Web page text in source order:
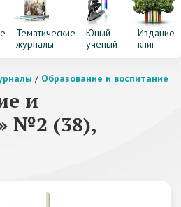
Тематические
журналы
Юный
ученый
Издание
книг
/ Образование и воспитание
и
№2 (38),